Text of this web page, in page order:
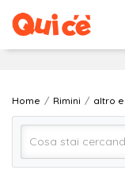
Home Rimini altro